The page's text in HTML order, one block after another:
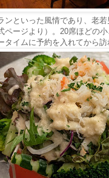
ンといった風情であり、老
ページより）。20席ほどの
イムに予約を入れてから訪